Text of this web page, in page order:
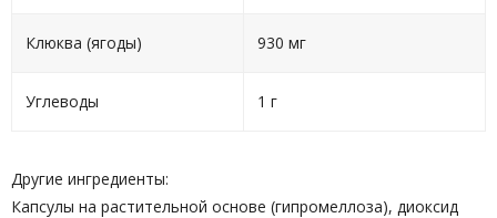
Клюква (ягоды) 930 мг
Углеводы 1 г
Другие ингредиенты:
Капсулы на растительной основе (гипромеллоза), диоксид